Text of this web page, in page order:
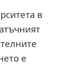
в
е